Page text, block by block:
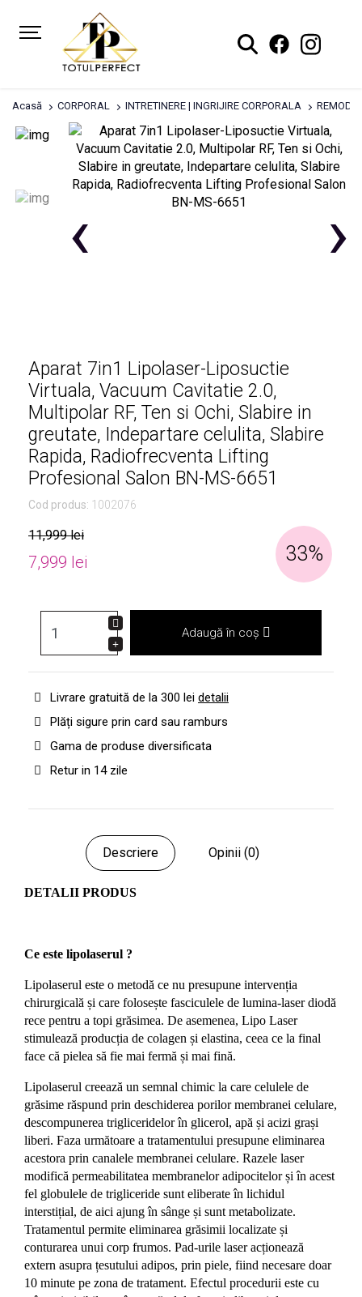
Acasă CORPORAL INTRETINERE | INGRIJIRE CORPORALA
›
‹
Aparat 7in1 Lipolaser-Liposuctie
Virtuala, Vacuum Cavitatie 2.0,
Multipolar RF, Ten si Ochi, Slabire in
greutate, Indepartare celulita, Slabire
Rapida, Radiofrecventa Lifting
Profesional Salon BN-MS-6651
Cod produs: 1002076
11,999 lei
7,999 lei 33%
Adaugă în coș
Livrare gratuită de la 300 lei detalii
Plăți sigure prin card sau ramburs
Gama de produse diversificata
Retur in 14 zile
Descriere Opinii (0)
DETALII PRODUS
Ce este lipolaserul ?
Lipolaserul este o metodă ce nu presupune intervenția
chirurgicală și care folosește fasciculele de lumina-laser diodă
rece pentru a topi grăsimea. De asemenea, Lipo Laser
stimulează producția de colagen și elastina, ceea ce la final
face că pielea să fie mai fermă și mai fină.
Lipolaserul creează un semnal chimic la care celulele de
grăsime răspund prin deschiderea porilor membranei celulare,
descompunerea trigliceridelor în glicerol, apă și acizi grași
liberi. Faza următoare a tratamentului presupune eliminarea
acestora prin canalele membranei celulare. Razele laser
modifică permeabilitatea membranelor adipocitelor și în acest
fel globulele de trigliceride sunt eliberate în lichidul
interstițial, de aici ajung în sânge și sunt metabolizate.
Tratamentul permite eliminarea grăsimii localizate și
conturarea unui corp frumos. Pad-urile laser acționează
extern asupra țesutului adipos, prin piele, fiind necesare doar
10 minute pe zona de tratament. Efectul procedurii este cu